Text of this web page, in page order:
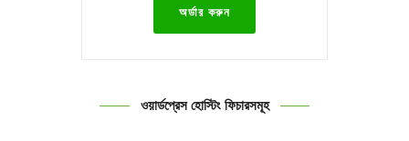
অর্ডার করুন
ওয়ার্ডপ্রেস হোস্টিং ফিচারসমূহ